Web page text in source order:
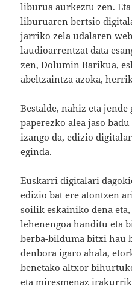
liburua aurkeztu zen.
liburuaren bertsio
jarriko zela udalaren
laudioarrentzat data
zen, Dolumin Barikua,
abeltzaintza azoka,
Bestalde, nahiz eta
paperezko alea jaso
izango da, edizio
eginda.
Euskarri digitalari
edizio bat ere atontzen
soilik eskainiko dena
lehenengoa handitu eta
berba-bilduma bitxi hau
denbora igaro ahala,
benetako altxor
eta miresmenaz